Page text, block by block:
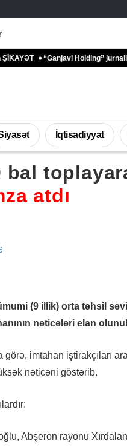
“Ganjavi Holding” jurnalistləri peşə
İqtisadiyyat
bal
atdı
(9 illik) orta təhsil
nəticələri elan
görə, imtahan iştirakçıları
nəticəni göstərib.
Abşeron rayonu